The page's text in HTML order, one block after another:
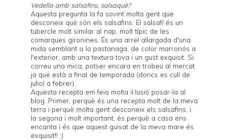
Vedella amb salsafins, salsaquè?
Aquesta pregunta la fa sovint molta gent que
desconeix què són els salsafins. El salsafíés un
tubercle molt similar al nap, molt típic de les
comarques gironines. És una arrel allargada d'una
mida semblant a la pastanaga, de color marronós a
l'exterior, amb una textura tova i un gust exquisit. Si
correu una mica, potser encara en trobeu al mercat
ja que està a final de temporada (doncs es cull de
juliol a febrer).
Aquesta recepta em feia molta il·lusió posar-la al
blog. Primer, perquè és una recepta molt de la meva
terra i perquè molta gent desconeix els salsafins, i
la segona i molt important, és perquè a casa ens
encanta i és que aquest guisat de la meva mare és
exquisit!! ;)